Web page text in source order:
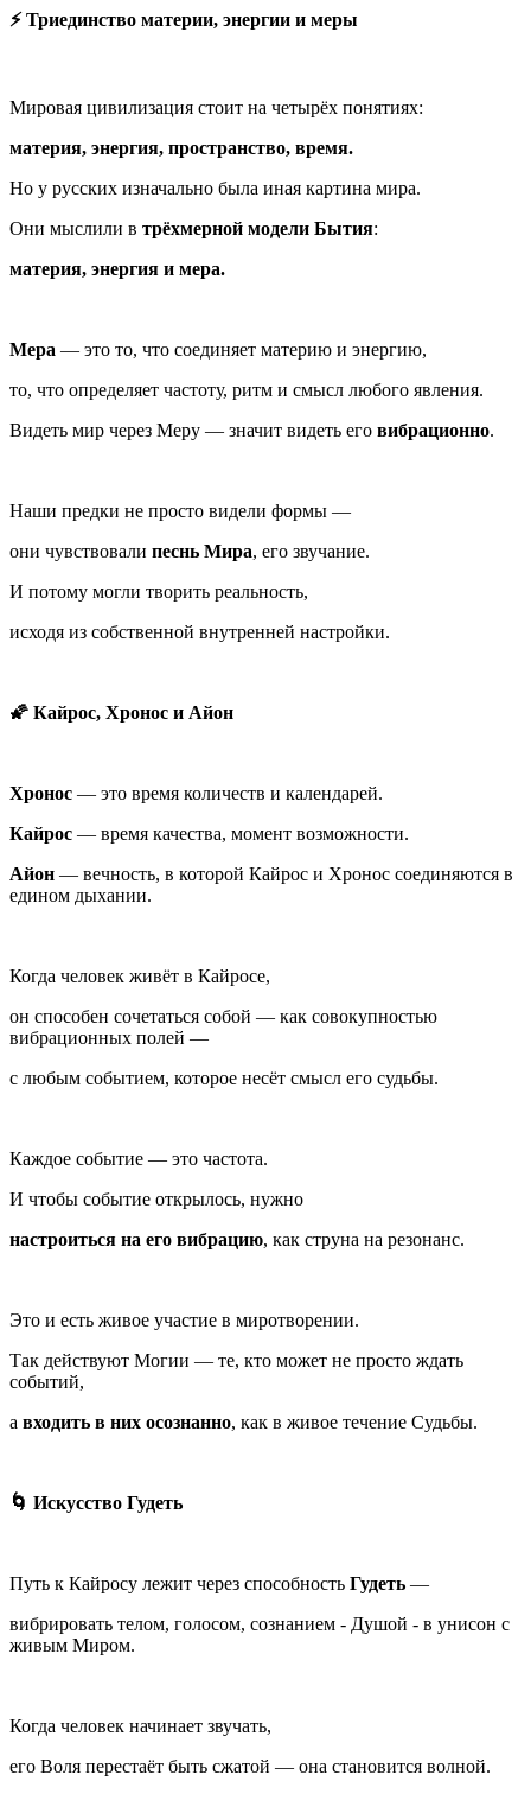
⚡ Триединство материи, энергии и меры
Мировая цивилизация стоит на четырёх понятиях:
материя, энергия, пространство, время.
Но у русских изначально была иная картина мира.
Они мыслили в трёхмерной модели Бытия:
материя, энергия и мера.
Мера — это то, что соединяет материю и энергию,
то, что определяет частоту, ритм и смысл любого явления.
Видеть мир через Меру — значит видеть его вибрационно.
Наши предки не просто видели формы —
они чувствовали песнь Мира, его звучание.
И потому могли творить реальность,
исходя из собственной внутренней настройки.
🌠 Кайрос, Хронос и Айон
Хронос — это время количеств и календарей.
Кайрос — время качества, момент возможности.
Айон — вечность, в которой Кайрос и Хронос соединяются в
едином дыхании.
Когда человек живёт в Кайросе,
он способен сочетаться собой — как совокупностью
вибрационных полей —
с любым событием, которое несёт смысл его судьбы.
Каждое событие — это частота.
И чтобы событие открылось, нужно
настроиться на его вибрацию, как струна на резонанс.
Это и есть живое участие в миротворении.
Так действуют Могии — те, кто может не просто ждать
событий,
а входить в них осознанно, как в живое течение Судьбы.
🌀 Искусство Гудеть
Путь к Кайросу лежит через способность Гудеть —
вибрировать телом, голосом, сознанием - Душой - в унисон с
живым Миром.
Когда человек начинает звучать,
его Воля перестаёт быть сжатой — она становится волной.